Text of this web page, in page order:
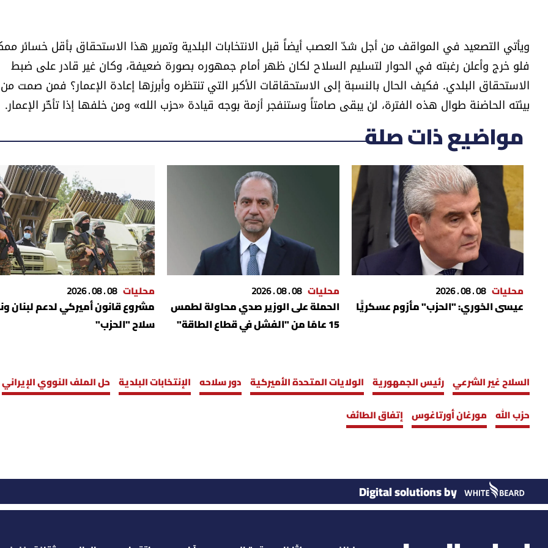
ويأتي التصعيد في المواقف من أجل شدّ العصب أيضاً قبل الانتخابات البلدية وتمرير هذا الاستحقاق بأقل خسائر
فلو خرج وأعلن رغبته في الحوار لتسليم السلاح لكان ظهر أمام جمهوره بصورة ضعيفة، وكان غير قادر على ضبط
الاستحقاق البلدي. فكيف الحال بالنسبة إلى الاستحقاقات الأكبر التي تنتظره وأبرزها إعادة الإعمار؟ فمن صمت من
بيئته الحاضنة طوال هذه الفترة، لن يبقى صامتاً وستنفجر أزمة بوجه قيادة «حزب الله» ومن خلفها إذا تأخّر الإعمار.
مواضيع ذات صلة
محليات 08 . 08 . 2026
عيسى الخوري: "الحزب" مأزوم عسكريًّا
محليات 08 . 08 . 2026
الحملة على الوزير صدي محاولة لطمس
15 عامًا من "الفشل في قطاع الطاقة"
محليات 08 . 08 . 2026
مشروع قانون أميركي لدعم لبنان
سلاح "الحزب"
السلاح غير الشرعي رئيس الجمهورية الولايات المتحدة الأميركية دور سلاحه الإنتخابات البلدية حل الملف النووي الإيراني
حزب الله مورغان أورتاغوس إتفاق الطائف
Digital solutions by